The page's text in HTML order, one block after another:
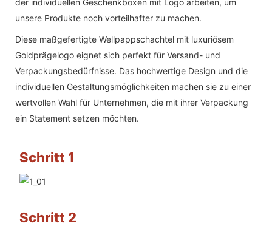
unsere Produkte noch vorteilhafter zu machen.
Diese maßgefertigte Wellpappschachtel mit luxuriösem
Goldprägelogo eignet sich perfekt für Versand- und
Verpackungsbedürfnisse. Das hochwertige Design und die
individuellen Gestaltungsmöglichkeiten machen sie zu einer
wertvollen Wahl für Unternehmen, die mit ihrer Verpackung
ein Statement setzen möchten.
Schritt 1
Schritt 2